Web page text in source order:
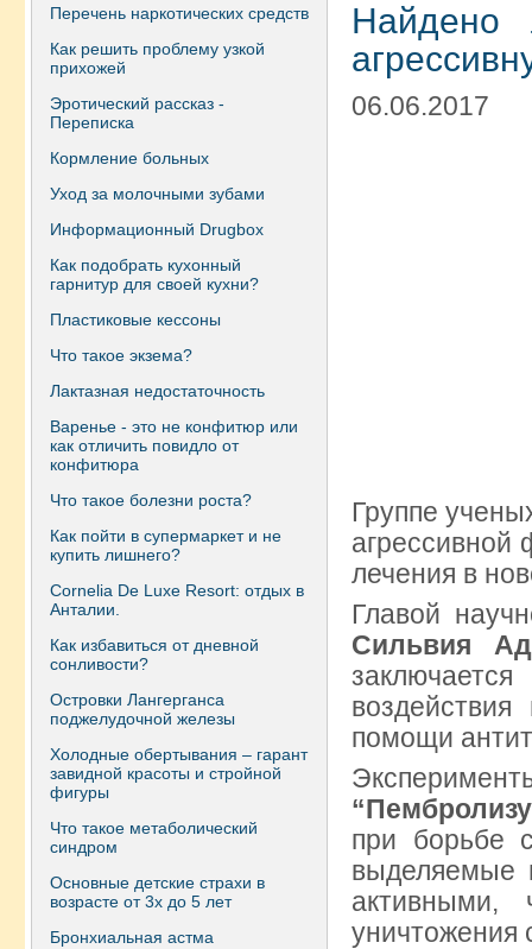
Перечень наркотических средств
Как решить проблему узкой
прихожей
Эротический рассказ -
Переписка
Кормление больных
Уход за молочными зубами
Информационный Drugbox
Как подобрать кухонный
гарнитур для своей кухни?
Пластиковые кессоны
Что такое экзема?
Лактазная недостаточность
Варенье - это не конфитюр или
как отличить повидло от
конфитюра
Что такое болезни роста?
Как пойти в супермаркет и не
купить лишнего?
Сornelia De Luxe Resort: отдых в
Анталии.
Как избавиться от дневной
сонливости?
Островки Лангерганса
поджелудочной железы
Холодные обертывания – гарант
завидной красоты и стройной
фигуры
Что такое метаболический
синдром
Основные детские страхи в
возрасте от 3х до 5 лет
Бронхиальная астма
Найдено
06.06.2017
Группе
агрессивной
лечения в
Главой
Сильвия
помощи
при борьбе
выделяемые
уничтожения